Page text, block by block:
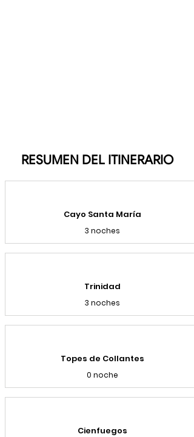
RESUMEN DEL ITINERARIO
Cayo Santa María
3 noches
Trinidad
3 noches
Topes de Collantes
0 noche
Cienfuegos